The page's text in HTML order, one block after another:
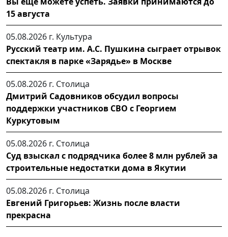
15 августа
05.08.2026 г. Культура
Русский театр им. А.С. Пушкина сыграет отрывок
спектакля в парке «Зарядье» в Москве
05.08.2026 г. Столица
Дмитрий Садовников обсудил вопросы
поддержки участников СВО с Георгием
Куркутовым
05.08.2026 г. Столица
Суд взыскал с подрядчика более 8 млн рублей за
строительные недостатки дома в Якутии
05.08.2026 г. Столица
Евгений Григорьев: Жизнь после власти
прекрасна